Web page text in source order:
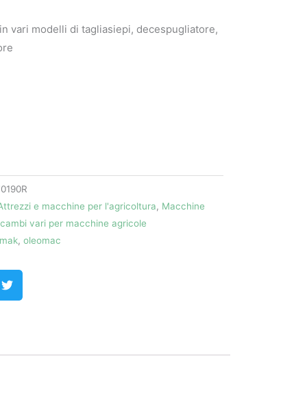
vari modelli di tagliasiepi, decespugliatore,
e macchine per l'agricoltura, Macchine
vari per macchine agricole
, oleomac